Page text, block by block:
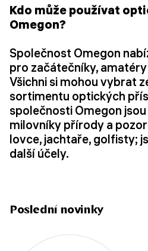
Kdo může používat
Omegon?
Společnost Omegon
pro začátečníky,
Všichni si mohou vybrat
sortimentu optických
společnosti Omegon
milovníky přírody a
lovce, jachtaře, golfisty;
další účely.
Poslední novinky